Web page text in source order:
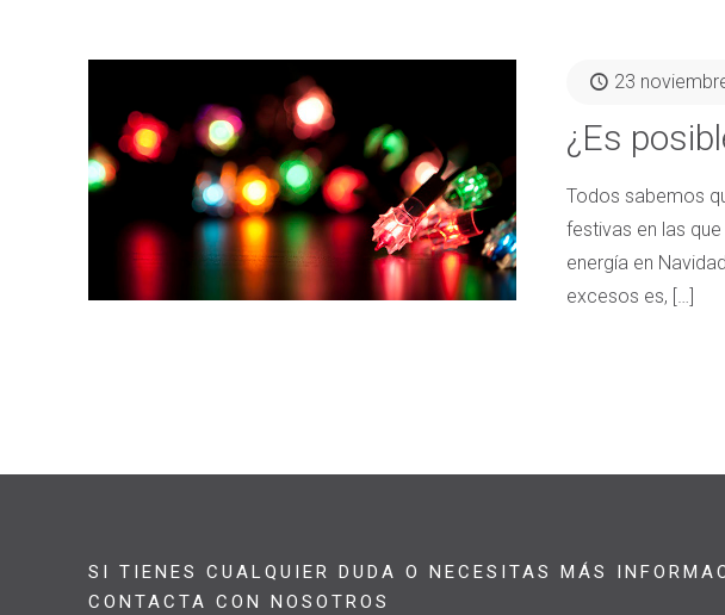
23
¿Es
Todos sabemos
festivas en las
energía en
excesos es, […]
SI TIENES CUALQUIER DUDA O NECESITAS MÁS
CONTACTA CON NOSOTROS